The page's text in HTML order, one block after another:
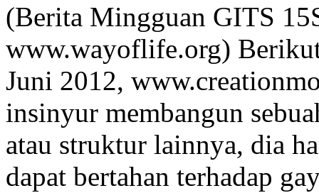
(Berita Mingguan GITS
www.wayoflife.org)
Juni 2012,
insinyur membangun
atau struktur lainnya, dia
dapat bertahan terhadap